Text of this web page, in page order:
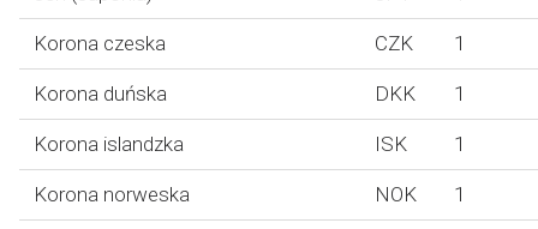
Korona czeska CZK 1
Korona duńska DKK 1
Korona islandzka ISK 1
Korona norweska NOK 1